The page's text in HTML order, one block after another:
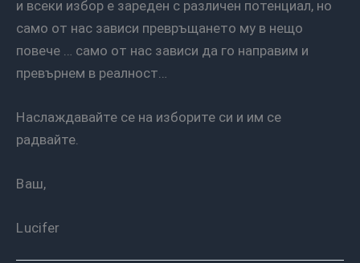
и всеки избор е зареден с различен потенциал, но
само от нас зависи превръщането му в нещо
повече … само от нас зависи да го направим и
превърнем в реалност…
Наслаждавайте се на изборите си и им се
радвайте.
Ваш,
Lucifer